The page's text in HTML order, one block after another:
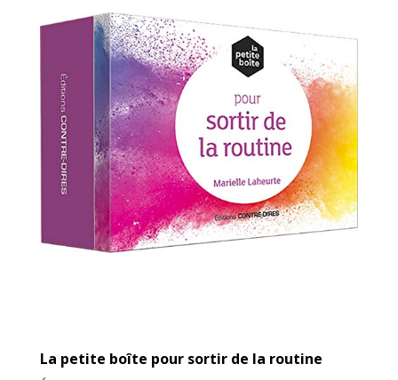
La petite boîte pour sortir de la routine